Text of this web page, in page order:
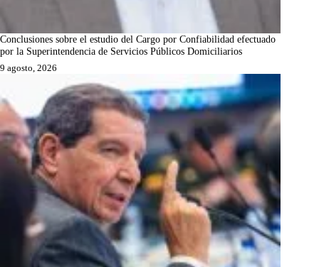
Conclusiones sobre el estudio del Cargo por Confiabilidad efectuado
por la Superintendencia de Servicios Públicos Domiciliarios
9 agosto, 2026